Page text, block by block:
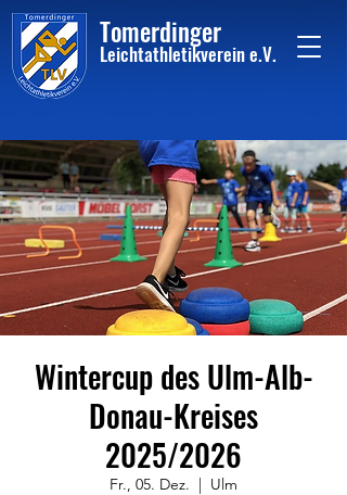
Tomerdinger
Leichtathletikvereine.V.
Wintercup des Ulm-Alb-
Donau-Kreises
2025/2026
Fr., 05. Dez.
  |
Ulm